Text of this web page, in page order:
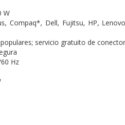
W
Compaq*, Dell, Fujitsu, HP,
servicio gratuito de
Hz